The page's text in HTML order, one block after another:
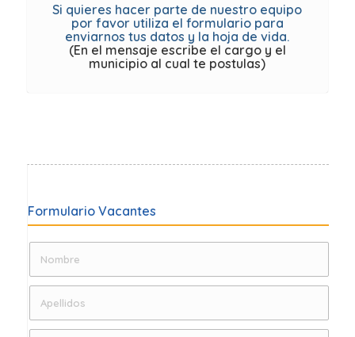
Si quieres hacer parte de nuestro equipo
por favor utiliza el formulario para
enviarnos tus datos y la hoja de vida.
(En el mensaje escribe el cargo y el
municipio al cual te postulas)
Formulario Vacantes